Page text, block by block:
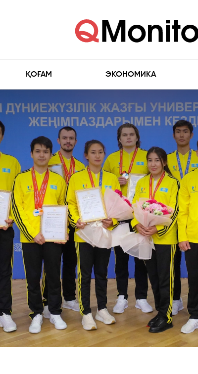
ҚОҒАМ ЭКОНОМИКА